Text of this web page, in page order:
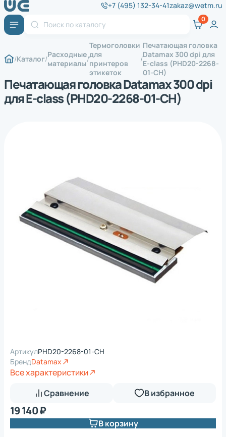
+7 (495) 132-34-41zakaz@wetm.ru
Каталог Расходные
материалы
Термоголовки
для
принтеров
этикеток
Печатающая головка
Datamax 300 dpi для
E-class (PHD20-2268-
01-CH)
Печатающая головка Datamax 300 dpi
для E-class (PHD20-2268-01-CH)
АртикулPHD20-2268-01-CH
БрендDatamax
Все характеристики
Сравнение
В избранное
19 140 ₽
В корзину